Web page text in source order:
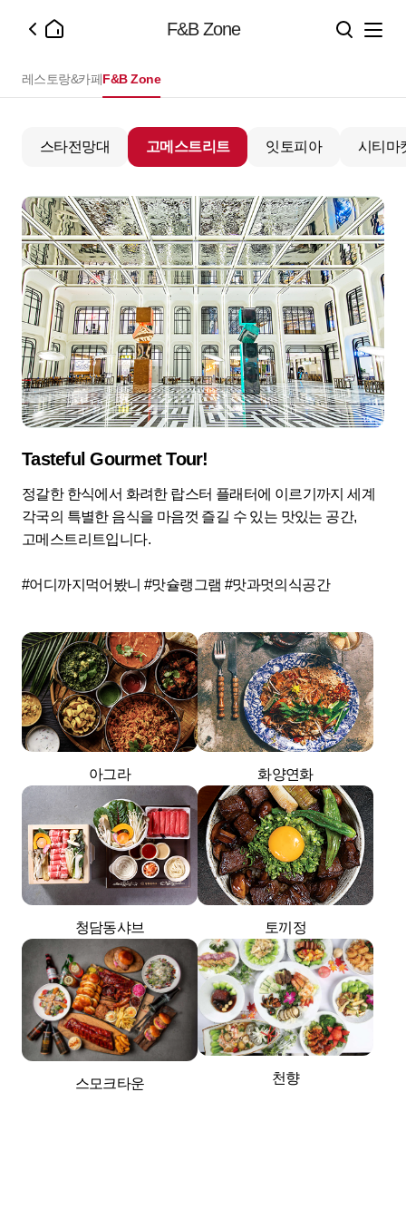
F&B Zone
레스토랑&카페F&B Zone
스타전망대 고메스트리트 잇토피아 시티마
Tasteful Gourmet Tour!
정갈한 한식에서 화려한 랍스터 플래터에 이르기까지 세계
각국의 특별한 음식을 마음껏 즐길 수 있는 맛있는 공간,
고메스트리트입니다.
#어디까지먹어봤니 #맛슐랭그램 #맛과멋의식공간
아그라 화양연화
청담동샤브 토끼정
스모크타운 천향